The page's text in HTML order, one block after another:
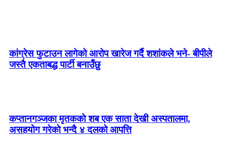
कांग्रेस फुटाउन लागेको आरोप खारेज गर्दै शशांकले भने- बीपीले
जस्तै एकताबद्ध पार्टी बनाउँछु
कप्तानगञ्जका मृतककाे शब एक साता देखी अस्पतालमा,
असहयोग गरेकाे भन्दै ४ दलको आपत्ति